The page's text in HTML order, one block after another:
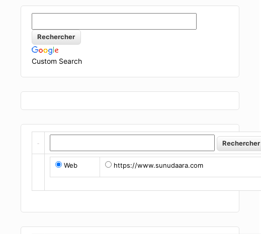
Custom Search
Web https://www.sunudaara.com